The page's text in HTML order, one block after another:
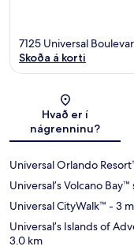
7125 Universal
Skoða á korti
Hvað er í
nágrenninu?
Universal Orlando
Universal’s Volcano
Universal CityWalk™ - 3
Universal’s Islands of
3.0 km